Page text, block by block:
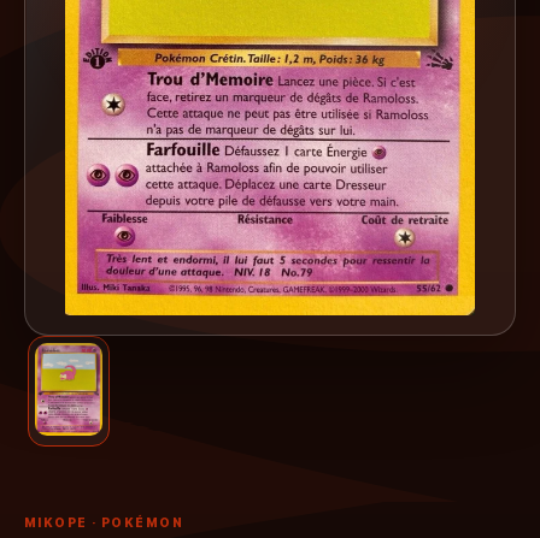
MIKOPE · POKÉMON